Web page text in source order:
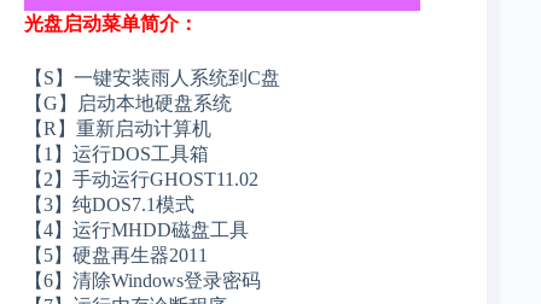
光盘启动菜单简介：
【S】一键安装雨人系统到C盘
【G】启动本地硬盘系统
【R】重新启动计算机
【1】运行DOS工具箱
【2】手动运行GHOST11.02
【3】纯DOS7.1模式
【4】运行MHDD磁盘工具
【5】硬盘再生器2011
【6】清除Windows登录密码